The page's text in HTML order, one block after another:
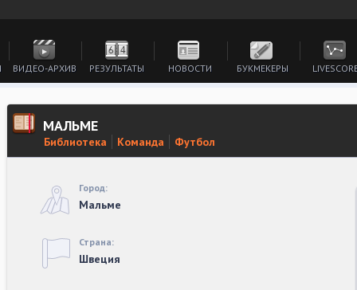
ВИДЕО-АРХИВ РЕЗУЛЬТАТЫ НОВОСТИ БУКМЕКЕРЫ
МАЛЬМЕ
Библиотека Команда Футбол
Город:
Мальме
Страна:
Швеция